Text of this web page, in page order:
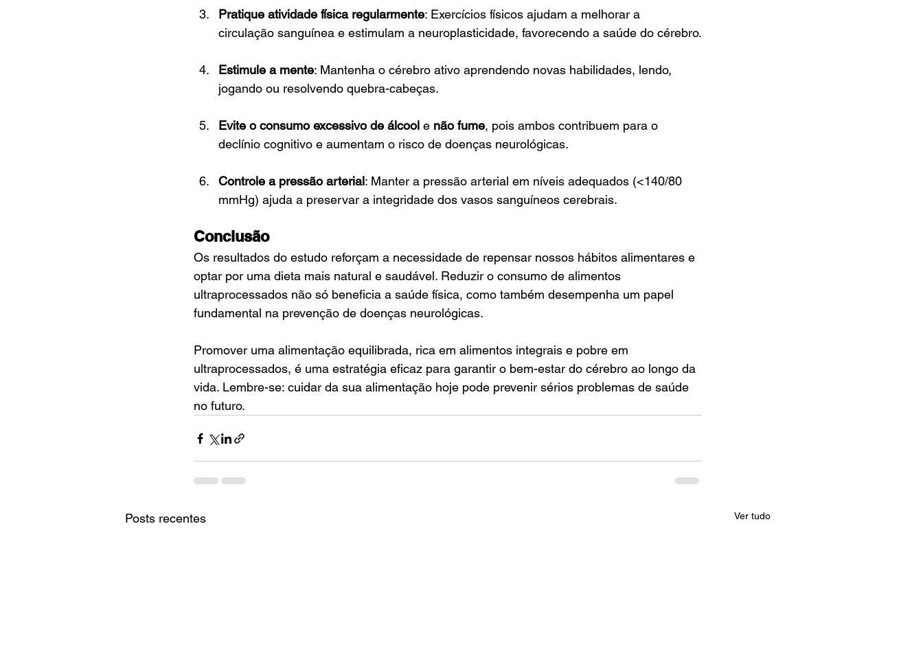
Pratique atividade física regularmente: Exercícios físicos ajudam a melhorar a
circulação sanguínea e estimulam a neuroplasticidade, favorecendo a saúde do cérebro.
Estimule a mente: Mantenha o cérebro ativo aprendendo novas habilidades, lendo,
jogando ou resolvendo quebra-cabeças.
Evite o consumo excessivo de álcool e não fume, pois ambos contribuem para o
declínio cognitivo e aumentam o risco de doenças neurológicas.
Controle a pressão arterial: Manter a pressão arterial em níveis adequados (<140/80
mmHg) ajuda a preservar a integridade dos vasos sanguíneos cerebrais.
Conclusão
Os resultados do estudo reforçam a necessidade de repensar nossos hábitos alimentares e
optar por uma dieta mais natural e saudável. Reduzir o consumo de alimentos
ultraprocessados não só beneficia a saúde física, como também desempenha um papel
fundamental na prevenção de doenças neurológicas.
Promover uma alimentação equilibrada, rica em alimentos integrais e pobre em
ultraprocessados, é uma estratégia eficaz para garantir o bem-estar do cérebro ao longo da
vida. Lembre-se: cuidar da sua alimentação hoje pode prevenir sérios problemas de saúde
no futuro.
Posts recentes Ver tudo